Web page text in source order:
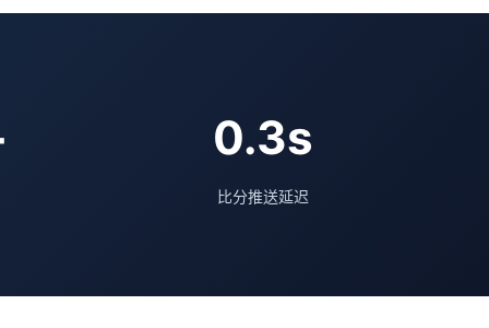
0.3s
比分推送延迟